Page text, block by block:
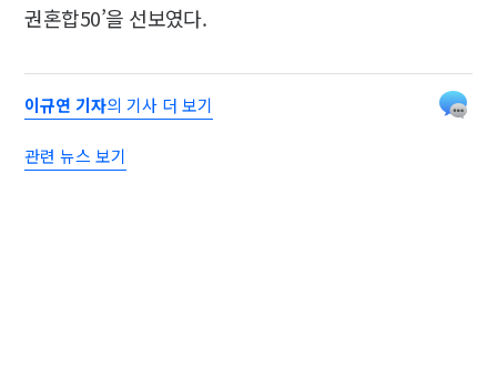
권혼합50’을 선보였다.
이규연 기자의 기사 더 보기
관련 뉴스 보기